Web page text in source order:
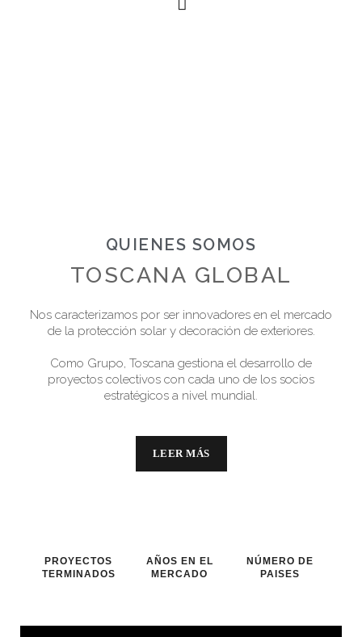
QUIENES SOMOS
TOSCANA GLOBAL
Nos caracterizamos por ser innovadores en el mercado
de la protección solar y decoración de exteriores.
Como Grupo, Toscana gestiona el desarrollo de
proyectos colectivos con cada uno de los socios
estratégicos a nivel mundial.
LEER MÁS
PROYECTOS
TERMINADOS
AÑOS EN EL
MERCADO
NÚMERO DE
PAISES